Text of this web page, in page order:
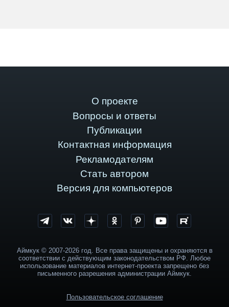
О проекте
Вопросы и ответы
Публикации
Контактная информация
Рекламодателям
Стать автором
Версия для компьютеров
Аймкук © 2007-2026 год. Все права защищены и охраняются в
соответствии с действующим законодательством РФ. Любое
использование материалов интернет-проекта запрещено без
письменного разрешения администрации Аймкук.
Пользовательское соглашение